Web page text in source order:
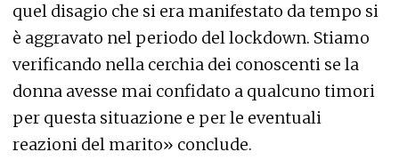
quel disagio che si era manifestato da tempo si
è aggravato nel periodo del lockdown. Stiamo
verificando nella cerchia dei conoscenti se la
donna avesse mai confidato a qualcuno timori
per questa situazione e per le eventuali
reazioni del marito» conclude.